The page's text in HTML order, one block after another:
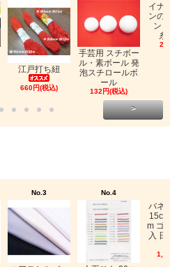
江戸打ち紐
660円(税込)
手芸用 スチボー
ル・素ボール 発
泡スチロールボ
ール
132円(税込)
イナ
ンの
ン
糸
>
No.3 No.4
バネ
m ゴ
入